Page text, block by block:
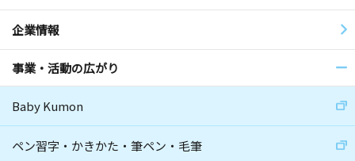
企業情報
事業・活動の広がり
Baby Kumon
ペン習字・かきかた・筆ペン・毛筆